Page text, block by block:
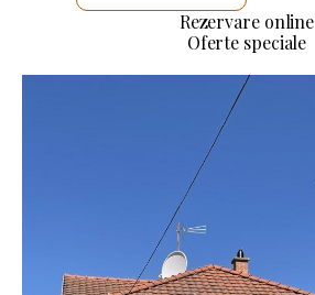
Rezervare online
Oferte speciale